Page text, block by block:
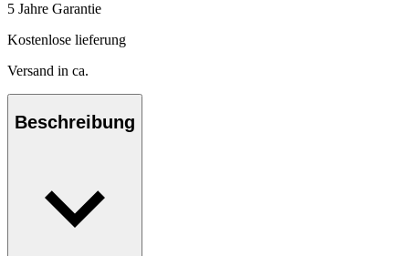
5 Jahre Garantie
Kostenlose lieferung
Versand in ca.
Beschreibung